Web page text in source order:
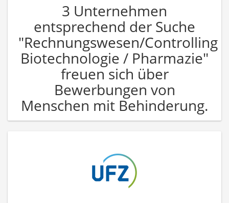
3 Unternehmen
entsprechend der Suche
"Rechnungswesen/Controlling
Biotechnologie / Pharmazie"
freuen sich über
Bewerbungen von
Menschen mit Behinderung.